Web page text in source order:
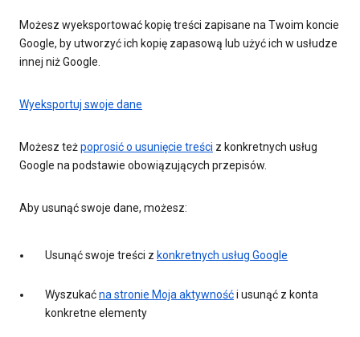
Możesz wyeksportować kopię treści zapisane na Twoim koncie
Google, by utworzyć ich kopię zapasową lub użyć ich w usłudze
innej niż Google.
Wyeksportuj swoje dane
Możesz teżpoprosić o usunięcie treści z konkretnych usług
Google na podstawie obowiązujących przepisów.
Aby usunąć swoje dane, możesz:
Usunąć swoje treści z konkretnych usług Google
Wyszukaćna stronie Moja aktywnośći usunąć z konta
konkretne elementy